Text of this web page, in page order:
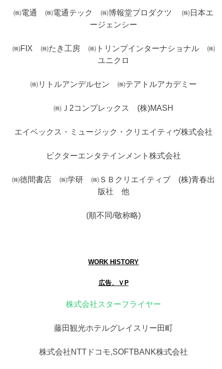
㈱電通 ㈱電通テック ㈱博報堂プロダクツ ㈱日本エ
ージェンシー
㈱FIX ㈱たき工房 ㈱トリンプインターナショナル ㈱
ユニクロ
㈱リトルアンデルセン ㈱テアトルアカデミー
㈱Ｊ2コンプレックス (株)MASH
エイベックス・ミュージック・クリエイティヴ株式会社
ビクターエンタテインメント株式会社
㈱徳間書店 ㈱学研 ㈱ＳＢクリエイティブ (株)青春出
版社 他
(順不同/敬称略)
WORK HISTORY
広告、ＶP
株式会社スターフライヤー
藤田観光ホテルグレイスリー田町
株式会社NTTドコモ,SOFTBANK株式会社